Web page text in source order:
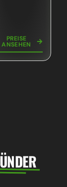
PREISE
ANSEHEN